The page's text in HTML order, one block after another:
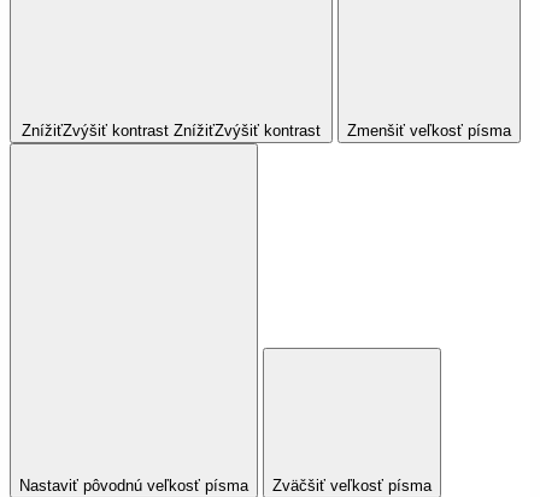
ZnížiťZvýšiť kontrast ZnížiťZvýšiť kontrast Zmenšiť veľkosť písma
Nastaviť pôvodnú veľkosť písma Zväčšiť veľkosť písma